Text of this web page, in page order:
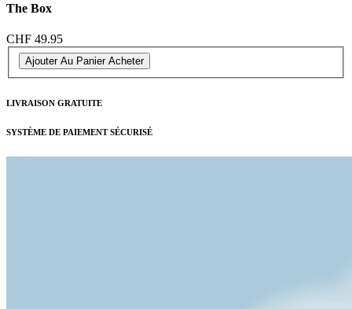
The Box
CHF 49.95
Ajouter Au Panier Acheter
LIVRAISON GRATUITE
SYSTÈME DE PAIEMENT SÉCURISÉ